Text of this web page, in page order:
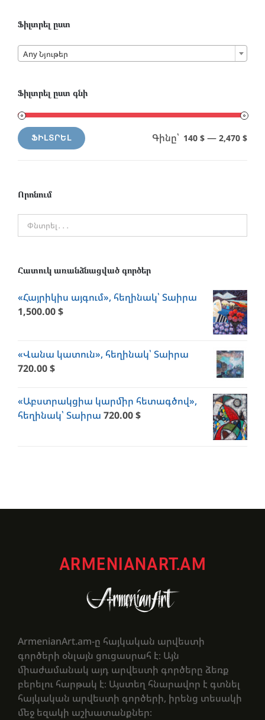
Ֆիլտրել ըստ
Any Նյութեր
Ֆիլտրել ըստ գնի
Min
MaxՖԻԼՏՐԵԼ Գինը՝ 140 $ — 2,470 $
Որոնում
Հատուկ առանձնացված գործեր
«Հայրիկիս այգում», հեղինակ՝ Տաիրա
1,500.00$
«Վանա կատուն», հեղինակ՝ Տաիրա
720.00$
«Աբստրակցիա կարմիր հետագծով»,
հեղինակ՝ Տաիրա 720.00$
ARMENIANART.AM
ArmenianArt.am-ը հայկական արվեստի
գործերի օնլայն ցուցասրահ է։ Այն
միաժամանակ այդ արվեստի գործերը ձեռք
բերելու հարթակ է։ Այստեղ հնարավոր է գտնել
հայկական արվեստի գործերի, իրենց տեսակի
մեջ եզակի աշխատանքներ։